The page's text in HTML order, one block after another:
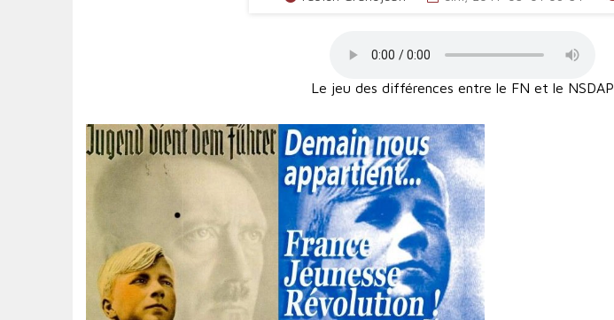
Le jeu des différences entre le FN et le NSDAP